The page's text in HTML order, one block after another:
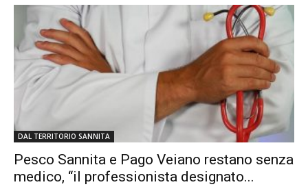
DAL TERRITORIO SANNITA
Pesco Sannita e Pago Veiano restano senza
medico, “il professionista designato...